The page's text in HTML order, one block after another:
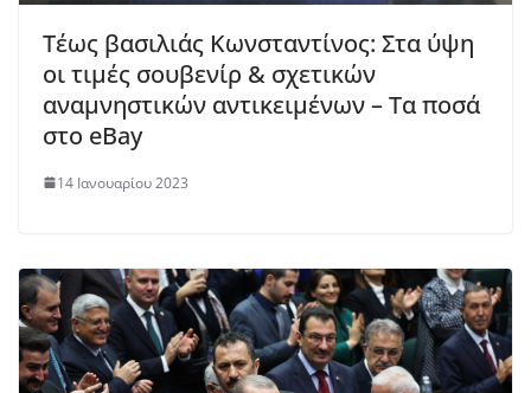
Τέως βασιλιάς Κωνσταντίνος: Στα ύψη
οι τιμές σουβενίρ & σχετικών
αναμνηστικών αντικειμένων – Τα ποσά
στο eBay
14 Ιανουαρίου 2023